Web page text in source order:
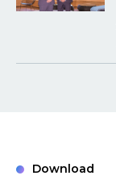
Download